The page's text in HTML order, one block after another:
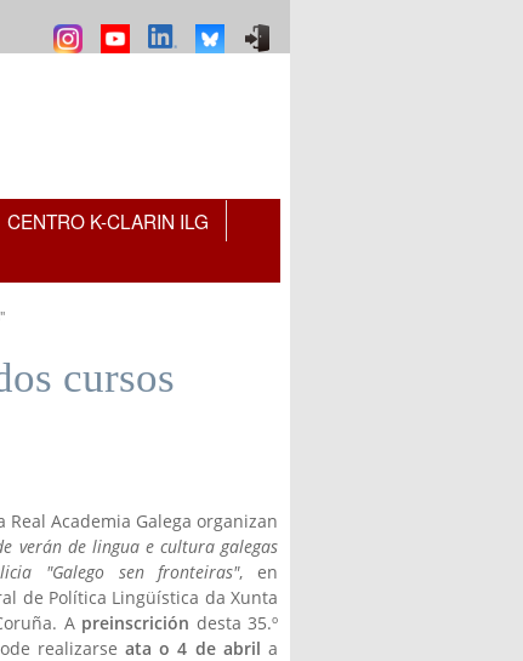
CENTRO K-CLARIN ILG
cursos
Academia Galega organizan
verán de lingua e cultura galegas
"Galego sen fronteiras", en
de Política Lingüística da Xunta
A preinscrición desta 35.º
realizarseata o 4 de abril a